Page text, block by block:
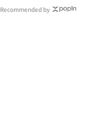
Recommended by